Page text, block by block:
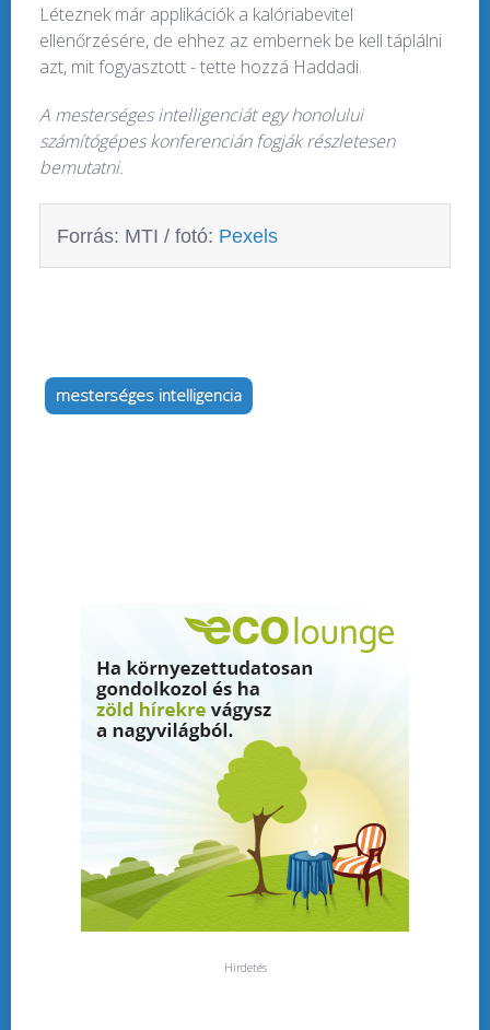
Léteznek már applikációk a kalóriabevitel
ellenőrzésére, de ehhez az embernek be kell táplálni
azt, mit fogyasztott - tette hozzá Haddadi.
A mesterséges intelligenciát egy honolului
számítógépes konferencián fogják részletesen
bemutatni.
Forrás: MTI / fotó: Pexels
mesterséges intelligencia
Hirdetés